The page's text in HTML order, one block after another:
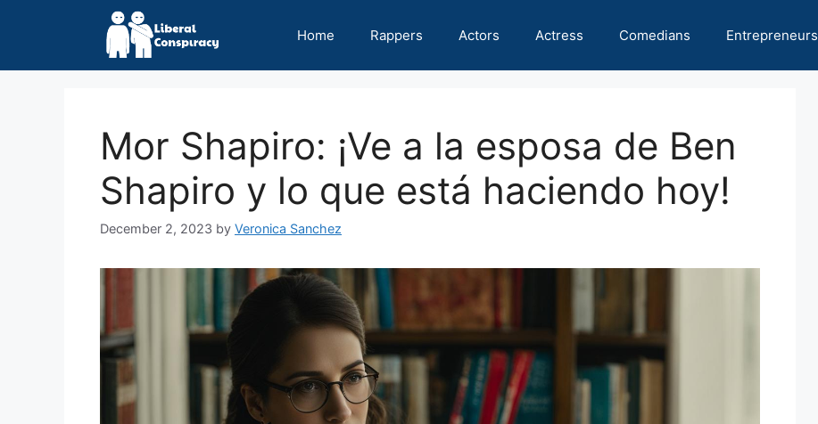
Home Rappers Actors Actress Comedians Entrepreneurs
Mor Shapiro: ¡Ve a la esposa de Ben
Shapiro y lo que está haciendo hoy!
December 2, 2023 by Veronica Sanchez